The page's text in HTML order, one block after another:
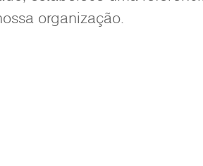
organização.